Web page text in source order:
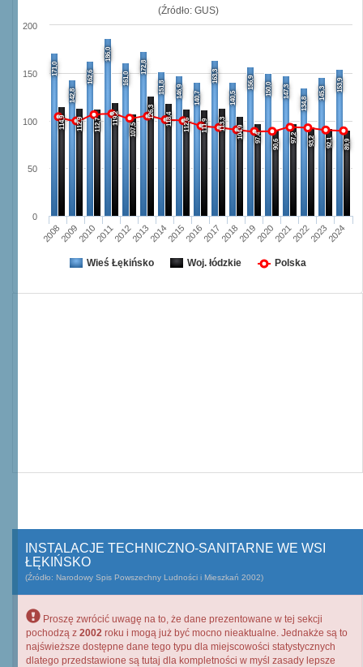
(Źródło: GUS)
171,0
142,8
162,6
186,0
161,0
172,8
151,8
146,9 140,7
163,3
140,5
156,9 150,0 147,3
134,8
145,3
153,9
114,9 112,9 112,7 119,2
107,5
126,3 118,4 112,6 111,9 113,3
104,9 97,4
90,6
97,2 93,2 92,1 89,9
20082009201020112012201320142015201620172018201920202021202220232024
0
50
100
150
200
Wieś Łękińsko Woj. łódzkie Polska
INSTALACJE TECHNICZNO-SANITARNE WE WSI
ŁĘKIŃSKO
(Źródło: Narodowy Spis Powszechny Ludności i Mieszkań 2002)
Proszę zwrócić uwagę na to, że dane prezentowane w tej sekcji
pochodzą z 2002 roku i mogą już być mocno nieaktualne. Jednakże są to
najświeższe dostępne dane tego typu dla miejscowości statystycznych
dlatego przedstawione są tutaj dla kompletności w myśl zasady lepsze